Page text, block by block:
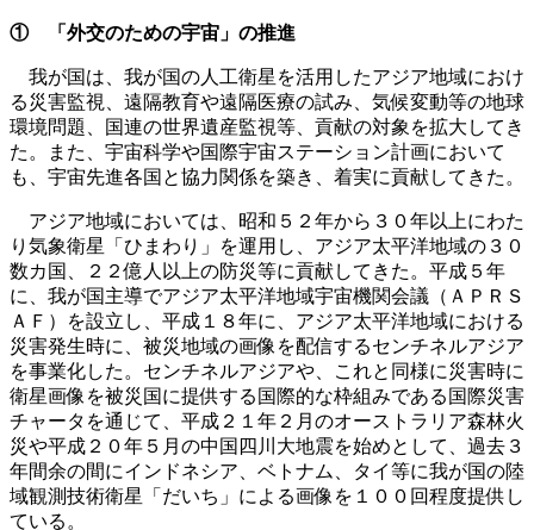
① 「外交のための宇宙」の推進
我が国は、我が国の人工衛星を活用したアジア地域におけ
る災害監視、遠隔教育や遠隔医療の試み、気候変動等の地球
環境問題、国連の世界遺産監視等、貢献の対象を拡大してき
た。また、宇宙科学や国際宇宙ステーション計画において
も、宇宙先進各国と協力関係を築き、着実に貢献してきた。
アジア地域においては、昭和５２年から３０年以上にわた
り気象衛星「ひまわり」を運用し、アジア太平洋地域の３０
数カ国、２２億人以上の防災等に貢献してきた。平成５年
に、我が国主導でアジア太平洋地域宇宙機関会議（ＡＰＲＳ
ＡＦ）を設立し、平成１８年に、アジア太平洋地域における
災害発生時に、被災地域の画像を配信するセンチネルアジア
を事業化した。センチネルアジアや、これと同様に災害時に
衛星画像を被災国に提供する国際的な枠組みである国際災害
チャータを通じて、平成２１年２月のオーストラリア森林火
災や平成２０年５月の中国四川大地震を始めとして、過去３
年間余の間にインドネシア、ベトナム、タイ等に我が国の陸
域観測技術衛星「だいち」による画像を１００回程度提供し
ている。